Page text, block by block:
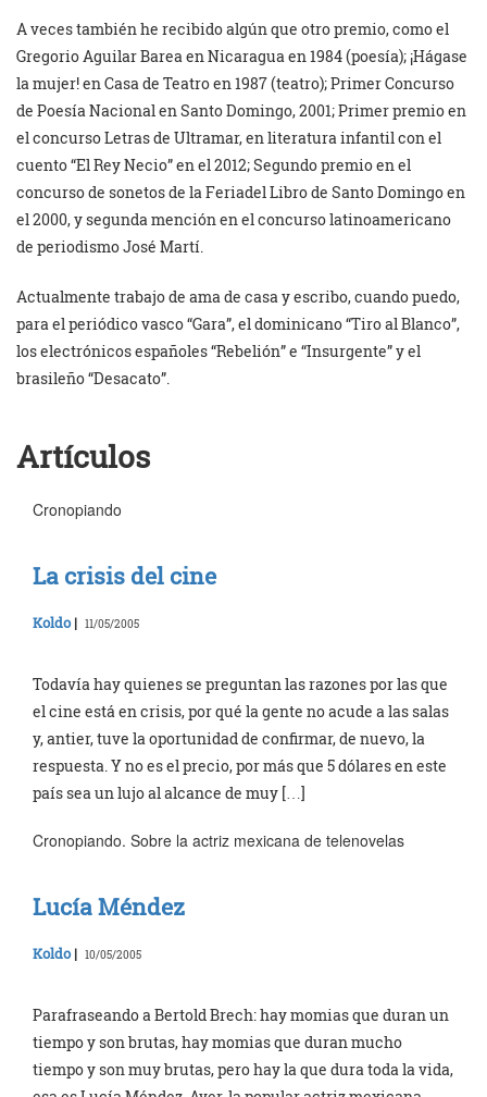
A veces también he recibido algún que otro premio, como el
Gregorio Aguilar Barea en Nicaragua en 1984 (poesía); ¡Hágase
la mujer! en Casa de Teatro en 1987 (teatro); Primer Concurso
de Poesía Nacional en Santo Domingo, 2001; Primer premio en
el concurso Letras de Ultramar, en literatura infantil con el
cuento “El Rey Necio” en el 2012; Segundo premio en el
concurso de sonetos de la Feriadel Libro de Santo Domingo en
el 2000, y segunda mención en el concurso latinoamericano
de periodismo José Martí.
Actualmente trabajo de ama de casa y escribo, cuando puedo,
para el periódico vasco “Gara”, el dominicano “Tiro al Blanco”,
los electrónicos españoles “Rebelión” e “Insurgente” y el
brasileño “Desacato”.
Artículos
Cronopiando
La crisis del cine
Koldo| 11/05/2005
Todavía hay quienes se preguntan las razones por las que
el cine está en crisis, por qué la gente no acude a las salas
y, antier, tuve la oportunidad de confirmar, de nuevo, la
respuesta. Y no es el precio, por más que 5 dólares en este
país sea un lujo al alcance de muy […]
Cronopiando. Sobre la actriz mexicana de telenovelas
Lucía Méndez
Koldo| 10/05/2005
Parafraseando a Bertold Brech: hay momias que duran un
tiempo y son brutas, hay momias que duran mucho
tiempo y son muy brutas, pero hay la que dura toda la vida,